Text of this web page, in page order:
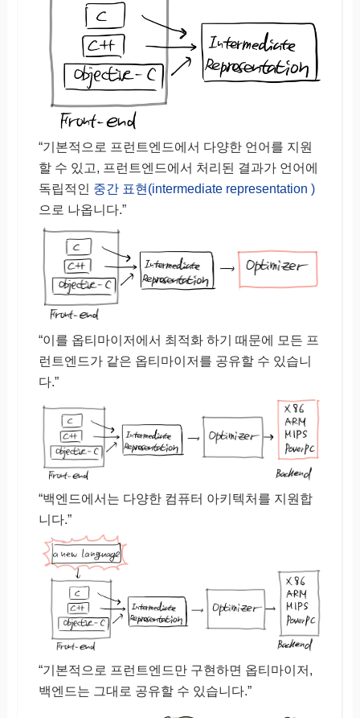
“기본적으로 프런트엔드에서 다양한 언어를 지원
할 수 있고, 프런트엔드에서 처리된 결과가 언어에
독립적인 중간 표현(intermediate representation )
으로 나옵니다.”
“이를 옵티마이저에서 최적화 하기 때문에 모든 프
런트엔드가 같은 옵티마이저를 공유할 수 있습니
다.”
“백엔드에서는 다양한 컴퓨터 아키텍처를 지원합
니다.”
“기본적으로 프런트엔드만 구현하면 옵티마이저,
백엔드는 그대로 공유할 수 있습니다.”